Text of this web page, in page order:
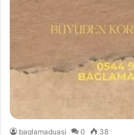
baglamaduasi 0 38